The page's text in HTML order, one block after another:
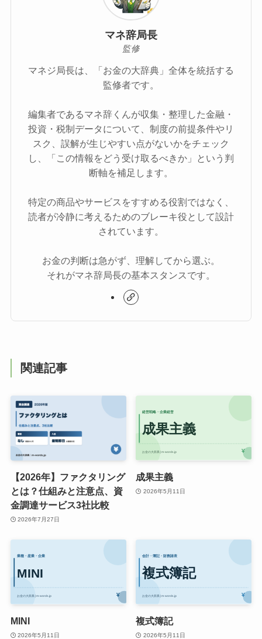
マネ辞局長
監修
マネジ局長は、「お金の大辞典」全体を統括する
監修者です。
編集者であるマネ辞くんが収集・整理した金融・
投資・税制データについて、制度の前提条件やリ
スク、誤解が生じやすい点がないかをチェック
し、「この情報をどう受け取るべきか」という判
断軸を補足します。
特定の商品やサービスをすすめる役割ではなく、
読者が冷静に考えるためのブレーキ役として設計
されています。
お金の判断は急がず、理解してから選ぶ。
それがマネ辞局長の基本スタンスです。
関連記事
【2026年】ファクタリング
とは？仕組みと注意点、資
金調達サービス3社比較
2026年7月27日
成果主義
2026年5月11日
MINI
2026年5月11日
複式簿記
2026年5月11日